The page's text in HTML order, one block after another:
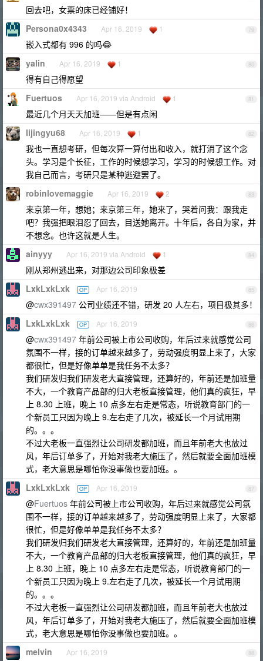
回去吧，女票的床已经铺好！
79
Persona0x4343 Apr 16, 2019 1
嵌入式都有 996 的吗😂
80
yalin Apr 16, 2019 1
得有自己得愿望
81
Fuertuos Apr 16, 2019 via Android 1
最近几个月天天加班——但是有点闲
82
lijingyu68 Apr 16, 2019 1
我也一直想考研，但每次算一算付出和收入，就打消了这个念
头。学习是个长征，工作的时候想学习，学习的时候想工作。对
我自己而言，考研只是某种逃避罢了。
83
robinlovemaggie Apr 16, 2019 2
来京第一年，想她；来京第三年，她来了，哭着问我：跟我走
吧？我强把眼泪忍了回去，目送她离开。十年后，各自为家，并
不想念。也许这就是人生。
84
ainyyy Apr 16, 2019 via Android 1
刚从郑州逃出来，对那边公司印象极差
85
LxkLxkLxk OP Apr 16, 2019
@cwx391497 公司业绩还不错，研发 20 人左右，项目极其多！
86
LxkLxkLxk OP Apr 16, 2019
@cwx391497 年前公司被上市公司收购，年后过来就感觉公司
氛围不一样，接的订单越来越多了，劳动强度明显上来了，大家
都很忙，但是好像单单是我任务不太多？
我们研发归我们研发老大直接管理，还算好的，年前还是加班量
不大，一个教育产品部的归大老板直接管理，他们真的疯狂，早
上 8.30 上班，晚上 10 点多左右走是常态，听说教育部门的一
个新员工只因为晚上 9.左右走了几次，被延长一个月试用期
的。。。
不过大老板一直强烈让公司研发都加班，而且年前老大也放过
风，年后订单多了，开始对我老大施压了，然后就要全面加班模
式，老大意思是哪怕你没事做也要加班。。
87
LxkLxkLxk OP Apr 16, 2019
@Fuertuos 年前公司被上市公司收购，年后过来就感觉公司氛
围不一样，接的订单越来越多了，劳动强度明显上来了，大家都
很忙，但是好像单单是我任务不太多？
我们研发归我们研发老大直接管理，还算好的，年前还是加班量
不大，一个教育产品部的归大老板直接管理，他们真的疯狂，早
上 8.30 上班，晚上 10 点多左右走是常态，听说教育部门的一
个新员工只因为晚上 9.左右走了几次，被延长一个月试用期
的。。。
不过大老板一直强烈让公司研发都加班，而且年前老大也放过
风，年后订单多了，开始对我老大施压了，然后就要全面加班模
式，老大意思是哪怕你没事做也要加班。。
88
melvin Apr 16, 2019